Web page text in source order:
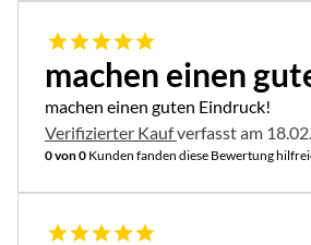
5 von 5
machen einen
machen einen guten Eindruck!
Verifizierter Kaufverfasst am
0 von 0 Kunden fanden diese Bewertung
5 von 5